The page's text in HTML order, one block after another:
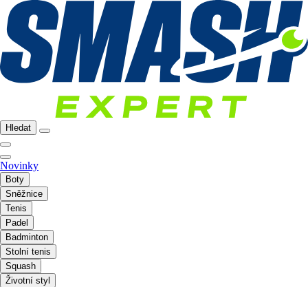
Hledat
Novinky
Boty
Sněžnice
Tenis
Padel
Badminton
Stolní tenis
Squash
Životní styl